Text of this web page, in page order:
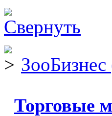
Торговые